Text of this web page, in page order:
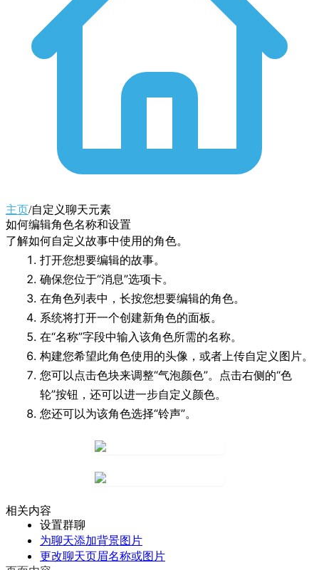
主页/自定义聊天元素
如何编辑角色名称和设置
了解如何自定义故事中使用的角色。
打开您想要编辑的故事。
确保您位于“消息”选项卡。
在角色列表中，长按您想要编辑的角色。
系统将打开一个创建新角色的面板。
在“名称”字段中输入该角色所需的名称。
构建您希望此角色使用的头像，或者上传自定义图片。
您可以点击色块来调整“气泡颜色”。点击右侧的“色
轮”按钮，还可以进一步自定义颜色。
您还可以为该角色选择“铃声”。
相关内容
设置群聊
为聊天添加背景图片
更改聊天页眉名称或图片